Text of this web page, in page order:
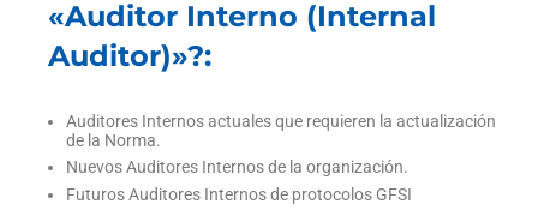
«Auditor Interno (Internal
Auditor)»?:
Auditores Internos actuales que requieren la actualización
de la Norma.
Nuevos Auditores Internos de la organización.
Futuros Auditores Internos de protocolos GFSI